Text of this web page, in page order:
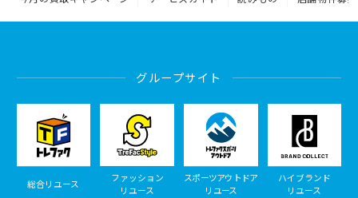
グループサイト
総合リユース
ファッション
リユース
スポーツアウトドア
リユース
ハイブランド
リユース